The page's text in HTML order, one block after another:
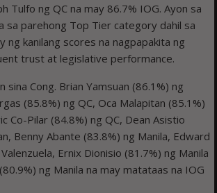
Tulfo ng QC na may 86.7% IOG. Ayon sa
sa parehong Top Tier category dahil sa
ng kanilang scores na nagpapakita ng
trust at legislative performance.
Cong. Brian Yamsuan (86.1%) ng
(85.8%) ng QC, Oca Malapitan (85.1%)
Co-Pilar (84.8%) ng QC, Dean Asistio
Benny Abante (83.8%) ng Manila, Edward
Ernix Dionisio (81.7%) ng Manila
ng Manila na may matataas na IOG